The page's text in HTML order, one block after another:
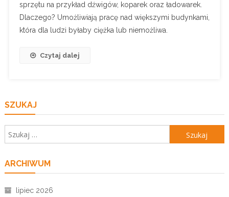
sprzętu na przykład dźwigów, koparek oraz ładowarek.
Dlaczego? Umożliwiają pracę nad większymi budynkami,
która dla ludzi byłaby ciężka lub niemożliwa.
Czytaj dalej
SZUKAJ
ARCHIWUM
lipiec 2026